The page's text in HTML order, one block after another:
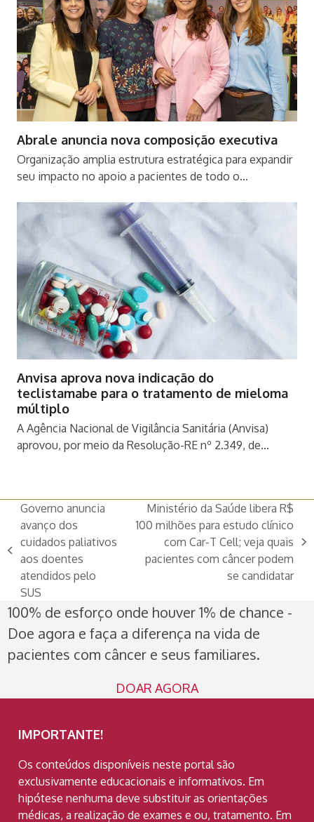
Abrale anuncia nova composição executiva
Organização amplia estrutura estratégica para expandir
seu impacto no apoio a pacientes de todo o…
Anvisa aprova nova indicação do
teclistamabe para o tratamento de mieloma
múltiplo
A Agência Nacional de Vigilância Sanitária (Anvisa)
aprovou, por meio da Resolução-RE nº 2.349, de…
previous
post:
Governo anuncia
avanço dos
cuidados paliativos
aos doentes
atendidos pelo
SUS
post:
Ministério da Saúde libera R$
100 milhões para estudo clínico
com Car-T Cell; veja quais
pacientes com câncer podem
se candidatar
100% de esforço onde houver 1% de chance -
Doe agora e faça a diferença na vida de
pacientes com câncer e seus familiares.
DOAR AGORA
IMPORTANTE!
Os conteúdos disponíveis neste portal são
exclusivamente educacionais e informativos. Em
hipótese nenhuma deve substituir as orientações
médicas, a realização de exames e ou, tratamento. Em